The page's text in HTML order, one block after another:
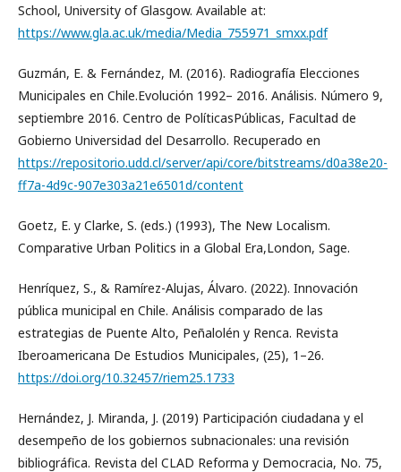
School, University of Glasgow. Available at:
https://www.gla.ac.uk/media/Media_755971_smxx.pdf
Guzmán, E. & Fernández, M. (2016). Radiografía Elecciones
Municipales en Chile.Evolución 1992– 2016. Análisis. Número 9,
septiembre 2016. Centro de PolíticasPúblicas, Facultad de
Gobierno Universidad del Desarrollo. Recuperado en
https://repositorio.udd.cl/server/api/core/bitstreams/d0a38e20-
ff7a-4d9c-907e303a21e6501d/content
Goetz, E. y Clarke, S. (eds.) (1993), The New Localism.
Comparative Urban Politics in a Global Era,London, Sage.
Henríquez, S., & Ramírez-Alujas, Álvaro. (2022). Innovación
pública municipal en Chile. Análisis comparado de las
estrategias de Puente Alto, Peñalolén y Renca. Revista
Iberoamericana De Estudios Municipales, (25), 1–26.
https://doi.org/10.32457/riem25.1733
Hernández, J. Miranda, J. (2019) Participación ciudadana y el
desempeño de los gobiernos subnacionales: una revisión
bibliográfica. Revista del CLAD Reforma y Democracia, No. 75,